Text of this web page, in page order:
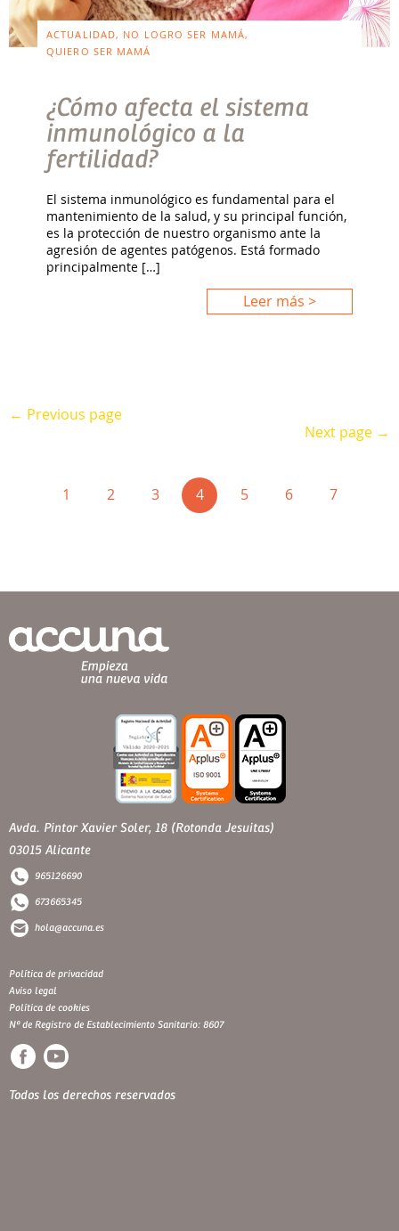
ACTUALIDAD, NO LOGRO SER MAMÁ,
QUIERO SER MAMÁ
¿Cómo afecta el sistema
inmunológico a la
fertilidad?
El sistema inmunológico es fundamental para el
mantenimiento de la salud, y su principal función,
es la protección de nuestro organismo ante la
agresión de agentes patógenos. Está formado
principalmente […]
Leer más >
← Previous page
Next page →
1 2 3 4(current)
5 6 7
Avda. Pintor Xavier Soler, 18 (Rotonda Jesuitas)
03015 Alicante
965126690
673665345
hola@accuna.es
Política de privacidad
Aviso legal
Política de cookies
Nº de Registro de Establecimiento Sanitario: 8607
Todos los derechos reservados